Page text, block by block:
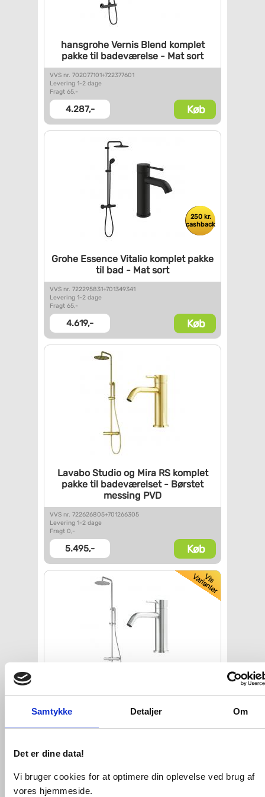
Samtykke Detaljer Om
Det er dine data!
Vi bruger cookies for at optimere din oplevelse ved brug af
vores hjemmeside.
hansgrohe Vernis Blend komplet
pakke til badeværelse - Matsort
VVS nr. 702077101+722377601
Levering 1-2 dage
Fragt 65,-
4.287,- Køb
250 kr.
cashback
Grohe Essence Vitalio kompletpakke
til bad - Mat sort
VVS nr. 722295831+701349341
Levering 1-2 dage
Fragt 65,-
4.619,- Køb
Lavabo Studio og Mira RSkomplet
pakke til badeværelset- Børstet
messing PVD
VVS nr. 722626805+701266305
Levering 1-2 dage
Fragt 0,-
5.495,- Køb
Lavabo Argo & Mira RS komplet
pakke til badeværelset -Rustfrit stål
VVS nr. 722628706+701266306